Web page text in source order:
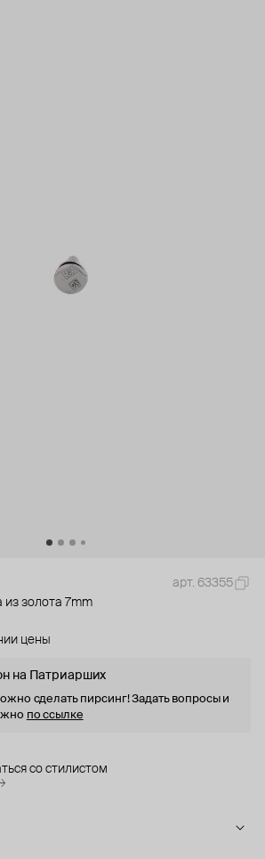
арт. 63355
из золота 7mm
цены
на Патриарших
сделать пирсинг! Задать вопросы и
по ссылке
со стилистом